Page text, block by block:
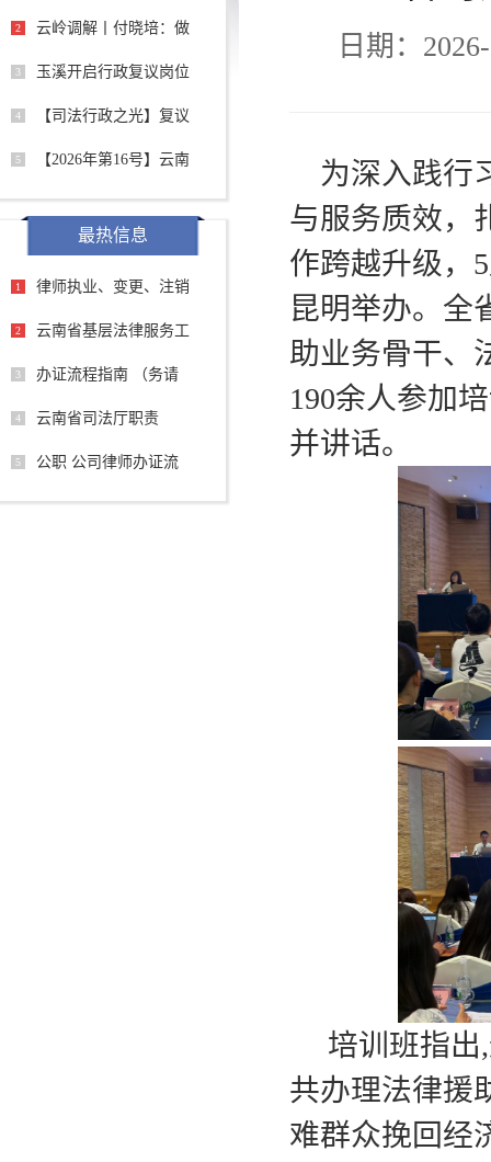
2 云岭调解丨付晓培：做
3 玉溪开启行政复议岗位
4 【司法行政之光】复议
5 【2026年第16号】云南
最热信息
1 律师执业、变更、注销
2 云南省基层法律服务工
3 办证流程指南 （务请
4 云南省司法厅职责
5 公职 公司律师办证流
日期：
为深入践行
与服务质效，
作跨越升级，
昆明举办。全
助业务骨干、
190余人参加
并讲话。
培训班指出
共办理法律援
难群众挽回经